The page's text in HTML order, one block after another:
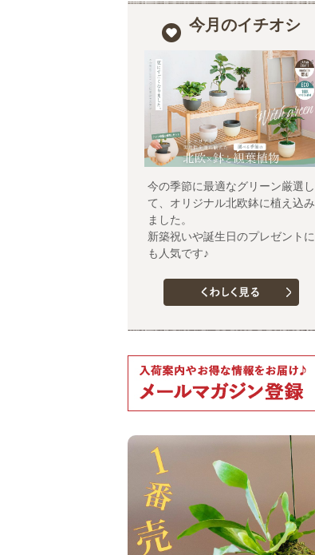
今月のイチオシ
今の季節に最適なグリーン厳選し
て、オリジナル北欧鉢に植え込み
ました。
新築祝いや誕生日のプレゼントに
も人気です♪